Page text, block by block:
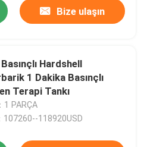
Bize ulaşın
Hardshell
1 Dakika Basınçlı
Terapi Tankı
1 PARÇA
107260--118920USD